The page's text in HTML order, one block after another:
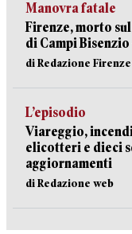
Manovra fatale
Firenze, morto
di Campi
di Redazione Firenze
L’episodio
Viareggio,
elicotteri e dieci
aggiornamenti
di Redazione web